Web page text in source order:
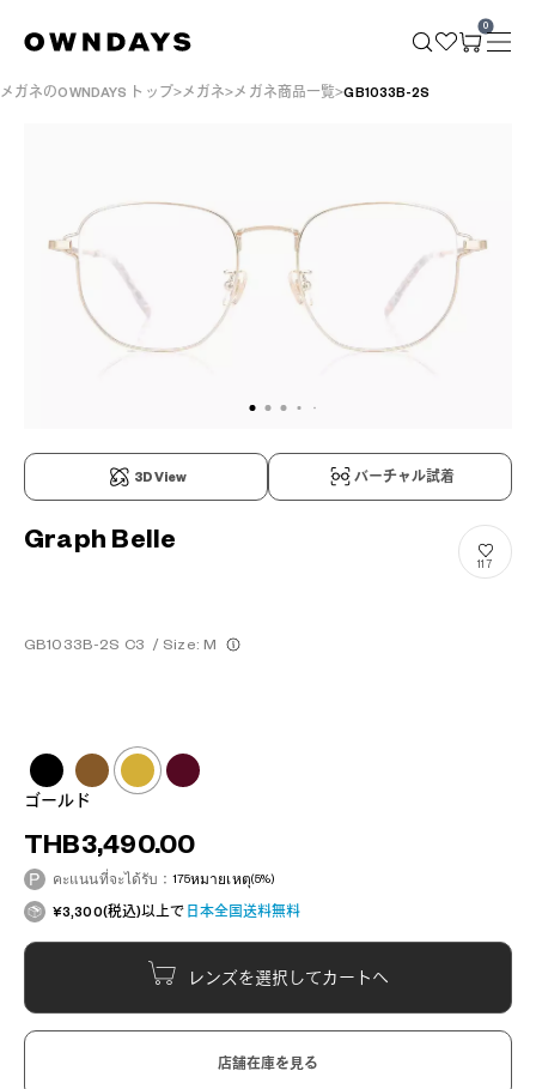
0
メガネのOWNDAYS トップ メガネ メガネ商品一覧 GB1033B-2S
3D View バーチャル試着
Graph Belle
GB1033B-2S C3 / Size: M
117
ゴールド
THB3,490.00
คะแนนที่จะได้รับ：175หมายเหตุ(5%)
¥3,300(税込)以上で 日本全国送料無料
レンズを選択してカートへ
店舗在庫を見る